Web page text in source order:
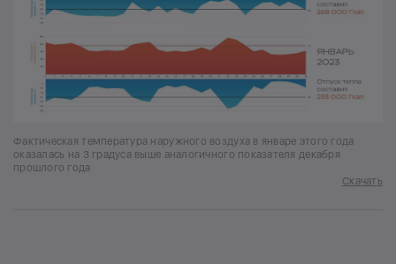
Фактическая температура наружного воздуха в январе этого года
оказалась на 3 градуса выше аналогичного показателя декабря
прошлого года
Скачать